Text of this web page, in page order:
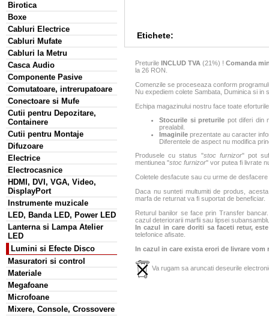
Birotica
Boxe
Cabluri Electrice
Cabluri Mufate
Cabluri la Metru
Casca Audio
Componente Pasive
Comutatoare, intrerupatoare
Conectoare si Mufe
Cutii pentru Depozitare,
Containere
Cutii pentru Montaje
Difuzoare
Electrice
Electrocasnice
HDMI, DVI, VGA, Video,
DisplayPort
Instrumente muzicale
LED, Banda LED, Power LED
Lanterna si Lampa Atelier
LED
Lumini si Efecte Disco
Masuratori si control
Materiale
Megafoane
Microfoane
Mixere, Console, Crossovere
Etichete:
Preturile INCLUD TVA (21%) ! Comanda
la 26 RON.
Comenzile se proceseaza conform
Nu expediem colete Sambata, Duminica si in
Echipa magazinului nostru face toate
Stocurile si preturile pot diferi din
prealabil.
Imaginile prezentate au caracter
Diferentele de aspect nu modifica
Produsele cu status "stoc furnizor" pot
mentiunea "stoc furnizor" vor putea fi livrate
Coletele desfacute sau cu urme de
Daca nu sunteti multumiti de produs,
marfa de returnat va fi suportat de beneficiar.
Returul banilor se face prin Transfer
cazul deteriorarii marfii sau lipsei
In cazul in care doriti sa faceti retur,
telefonice afisate.
In cazul in care exista erori de livrare
Va rugam sa aruncati deseurile